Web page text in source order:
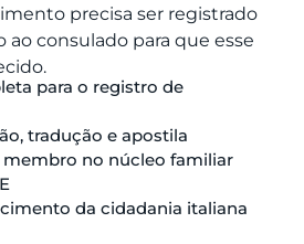
precisa ser registrado
consulado para que esse
para o registro de
tradução e apostila
no núcleo familiar
da cidadania italiana